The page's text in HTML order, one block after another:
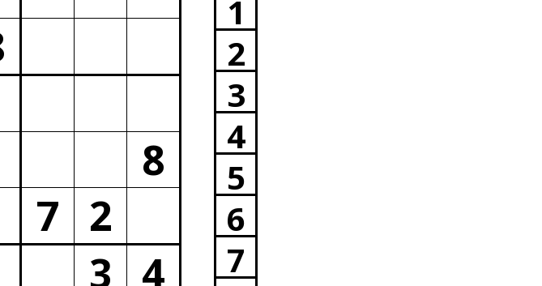
8
7 2
3 4
1
2
3
4
5
6
7